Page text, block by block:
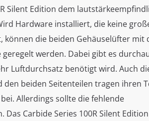
Silent Edition dem
Hardware installiert, die keine
können die beiden Gehäuselüfter mit
werden. Dabei gibt es
Luftdurchsatz benötigt wird. Auch
beiden Seitenteilen tragen ihren
Allerdings sollte die fehlende
Carbide Series 100R Silent